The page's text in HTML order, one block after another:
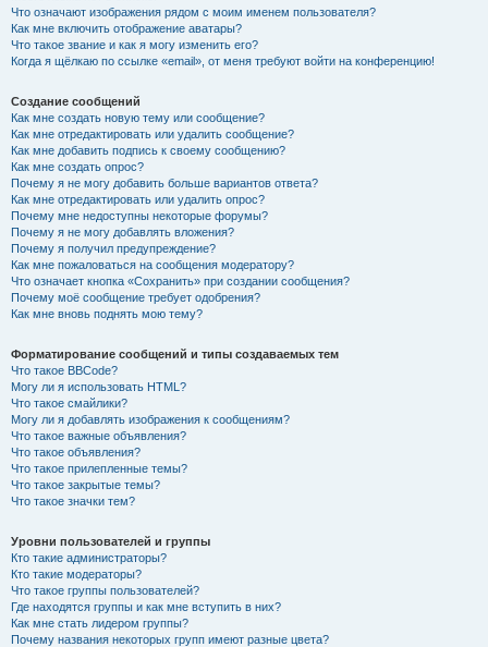
Что означают изображения рядом с моим именем пользователя?
Как мне включить отображение аватары?
Что такое звание и как я могу изменить его?
Когда я щёлкаю по ссылке «email», от меня требуют войти на конференцию!
Создание сообщений
Как мне создать новую тему или сообщение?
Как мне отредактировать или удалить сообщение?
Как мне добавить подпись к своему сообщению?
Как мне создать опрос?
Почему я не могу добавить больше вариантов ответа?
Как мне отредактировать или удалить опрос?
Почему мне недоступны некоторые форумы?
Почему я не могу добавлять вложения?
Почему я получил предупреждение?
Как мне пожаловаться на сообщения модератору?
Что означает кнопка «Сохранить» при создании сообщения?
Почему моё сообщение требует одобрения?
Как мне вновь поднять мою тему?
Форматирование сообщений и типы создаваемых тем
Что такое BBCode?
Могу ли я использовать HTML?
Что такое смайлики?
Могу ли я добавлять изображения к сообщениям?
Что такое важные объявления?
Что такое объявления?
Что такое прилепленные темы?
Что такое закрытые темы?
Что такое значки тем?
Уровни пользователей и группы
Кто такие администраторы?
Кто такие модераторы?
Что такое группы пользователей?
Где находятся группы и как мне вступить в них?
Как мне стать лидером группы?
Почему названия некоторых групп имеют разные цвета?